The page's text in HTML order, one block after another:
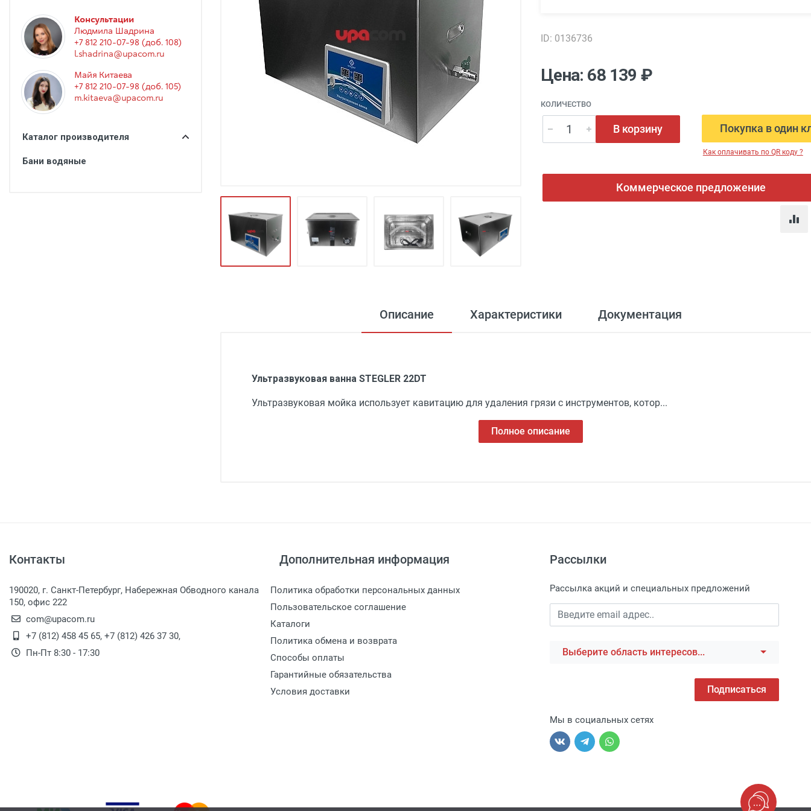
Эндоскопия
Функциональная диагностика
Урология
Дезинфекция и стерилизация
Консультации
Людмила Шадрина
+7 812 210-07-98 (доб. 108)
l.shadrina@upacom.ru
Майя Китаева
+7 812 210-07-98 (доб. 105)
m.kitaeva@upacom.ru
Каталог производителя
Бани водяные
ID: 0136736
Цена: 68 139 ₽
КОЛИЧЕСТВО
В корзину Покупка в один
Как оплачивать по QR коду ?
Коммерческое предложение
Описание Характеристики Документация
Ультразвуковая ванна STEGLER 22DT
Ультразвуковая мойка использует кавитацию для удаления грязи с инструментов, котор...
Полное описание
Контакты
190020, г. Санкт-Петербург, Набережная Обводного канала
150, офис 222
com@upacom.ru
+7 (812) 458 45 65, +7 (812) 426 37 30,
Пн-Пт 8:30 - 17:30
Дополнительная информация
Политика обработки персональных данных
Пользовательское соглашение
Каталоги
Политика обмена и возврата
Способы оплаты
Гарантийные обязательства
Условия доставки
Рассылки
Рассылка акций и специальных предложений
Выберите область интересов...
Подписаться
Мы в социальных сетях